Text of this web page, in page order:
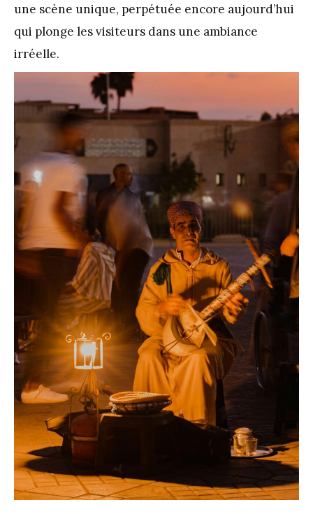
une scène unique, perpétuée encore aujourd’hui
qui plonge les visiteurs dans une ambiance
irréelle.